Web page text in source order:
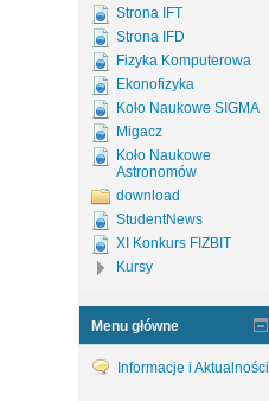
Strona IFT
Strona IFD
Fizyka Komputerowa
Ekonofizyka
Koło Naukowe SIGMA
Migacz
Koło Naukowe
Astronomów
download
StudentNews
XI Konkurs FIZBIT
Kursy
Menu główne
Informacje i Aktualności